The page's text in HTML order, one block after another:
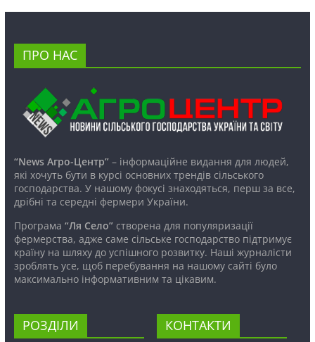
ПРО НАС
“News Агро-Центр”– інформаційне видання для людей,
які хочуть бути в курсі основних трендів сільського
господарства. У нашому фокусі знаходяться, перш за все,
дрібні та середні фермери України.
Програма “Ля Село”створена для популяризації
фермерства, адже саме сільське господарство підтримує
країну на шляху до успішного розвитку. Наші журналісти
зроблять усе, щоб перебування на нашому сайті було
максимально інформативним та цікавим.
РОЗДІЛИ КОНТАКТИ